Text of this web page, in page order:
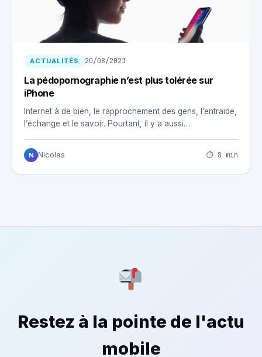
ACTUALITÉS 20/08/2021
La pédopornographie n’est plus tolérée sur
iPhone
Internet à de bien, le rapprochement des gens, l’entraide,
l’échange et le savoir. Pourtant, il y a aussi…
N Nicolas ⏱ 8 min
Restez à la pointe de l'actu
mobile